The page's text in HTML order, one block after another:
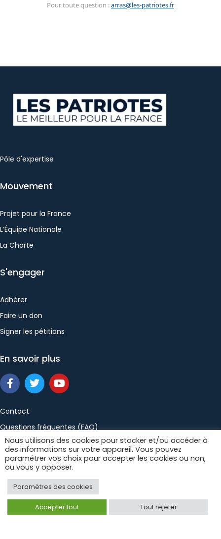
Pour toute question :arras@les-patriotes.fr
Pôle d'expertise
Mouvement
Projet pour la France
L’Équipe Nationale
La Charte
S'engager
Adhérer
Faire un don
Signer les pétitions
En savoir plus
Contact
Questions fréquentes (FAQ)
Politique de confidentialité Mentions légales
Conditions générales de vente
Copyright © 2026 Les Patriotes. Tous droits
Nous utilisons des cookies pour stocker et/ou accéder à
des informations sur votre appareil. Vous pouvez
paramétrer vos choix pour accepter les cookies ou non,
ou vous y opposer.
Paramètres des cookies
Accepter tout Tout rejeter